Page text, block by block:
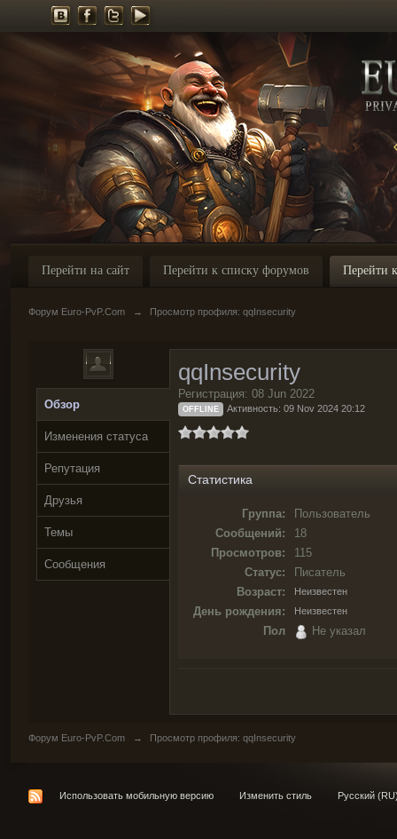
Перейти на сайт Перейти к списку форумов Перейти
Форум Euro-PvP.Com → Просмотр профиля: qqInsecurity
Обзор
Изменения статуса
Репутация
Друзья
Темы
Сообщения
qqInsecurity
Регистрация: 08 Jun 2022
OFFLINE Активность: 09 Nov 2024 20:12
Статистика
Группа:
Пользователь
Сообщений:
18
Просмотров:
115
Статус:
Писатель
Возраст:
Неизвестен
День рождения: Неизвестен
Пол Не указал
Форум Euro-PvP.Com → Просмотр профиля: qqInsecurity
Использовать мобильную версию Изменить стиль Русский